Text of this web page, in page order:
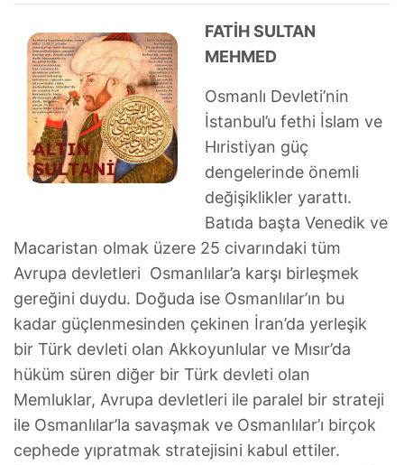
FATİH SULTAN
MEHMED
Osmanlı Devleti’nin
İstanbul’u fethi İslam ve
Hıristiyan güç
dengelerinde önemli
değişiklikler yarattı.
Batıda başta Venedik ve
Macaristan olmak üzere 25 civarındaki tüm
Avrupa devletleri Osmanlılar’a karşı birleşmek
gereğini duydu. Doğuda ise Osmanlılar’ın bu
kadar güçlenmesinden çekinen İran’da yerleşik
bir Türk devleti olan Akkoyunlular ve Mısır’da
hüküm süren diğer bir Türk devleti olan
Memluklar, Avrupa devletleri ile paralel bir strateji
ile Osmanlılar’la savaşmak ve Osmanlılar’ı birçok
cephede yıpratmak stratejisini kabul ettiler.